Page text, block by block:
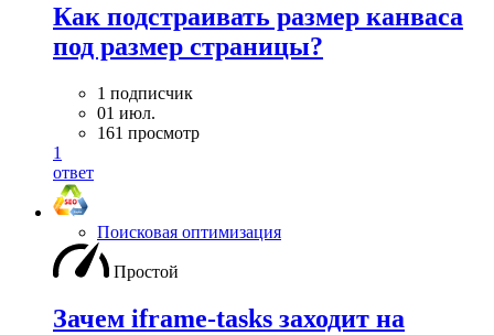
Как подстраивать размер канваса
под размер страницы?
1 подписчик
01 июл.
161 просмотр
1
ответ
Поисковая оптимизация
Простой
Зачем iframe-tasks заходит на